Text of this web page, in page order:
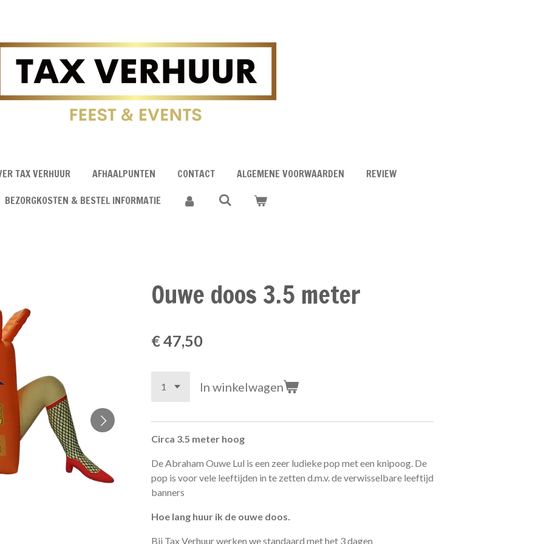
TAX VERHUUR AFHAALPUNTEN CONTACT ALGEMENE VOORWAARDEN
REVIEW
BEZORGKOSTEN & BESTEL INFORMATIE
Ouwe doos 3.5 meter
€ 47,50
In winkelwagen
Circa 3.5 meter hoog
De Abraham Ouwe Lul is een zeer ludieke pop met een knipoog. De
pop is voor vele leeftijden in te zetten d.m.v. de verwisselbare leeftijd
banners
Hoe lang huur ik de ouwe doos.
Bij Tax Verhuur werken we standaard met het 3 dagen